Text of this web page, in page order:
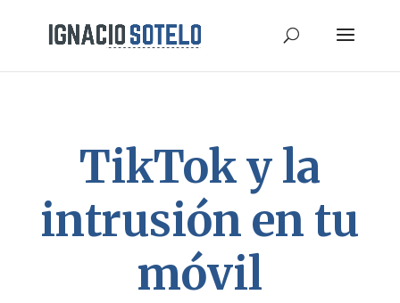
TikTok y la
intrusión en tu
móvil